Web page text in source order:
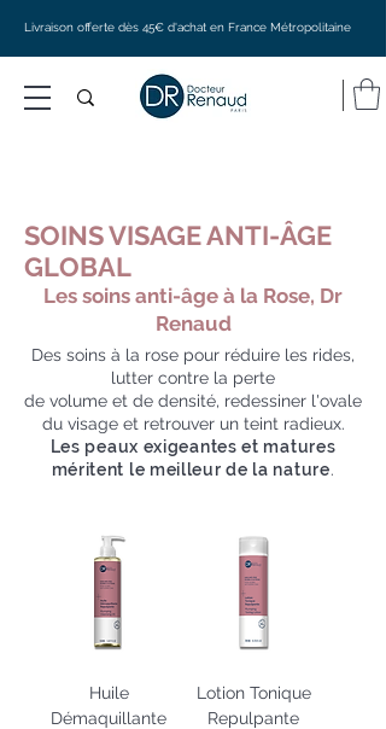
Livraison offerte dès 45€ d'achat en France Métropolitaine
SOINS VISAGE ANTI-ÂGE
GLOBAL
Les soins anti-âge à la Rose, Dr
Renaud
Des soins à la rose pour réduire les rides,
lutter contre la perte
de volume et de densité, redessiner l'ovale
du visage et retrouver un teint radieux.
Les peaux exigeantes et matures
méritent le meilleur de la nature.
Huile
Démaquillante
Lotion Tonique
Repulpante